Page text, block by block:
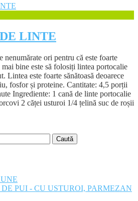
LINTE
nenumărate ori pentru că este foarte
bine este să folosiți lintea portocalie
Lintea este foarte sănătoasă deoarece
fosfor și proteine. Cantitate: 4,5 porții
Ingrediente: 1 cană de linte portocalie
2 căței usturoi 1/4 țelină suc de roșii
PUI - CU USTUROI, PARMEZAN